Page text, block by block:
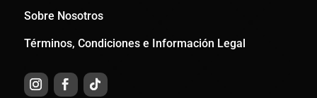
Sobre Nosotros
Términos, Condiciones e Información Legal